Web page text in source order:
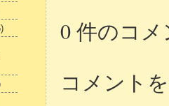
0 件のコメ
コメント